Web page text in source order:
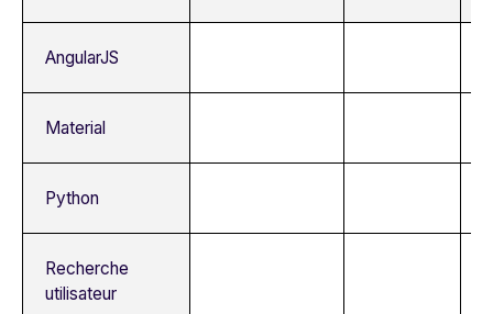
AngularJS
Material
Python
Recherche
utilisateur